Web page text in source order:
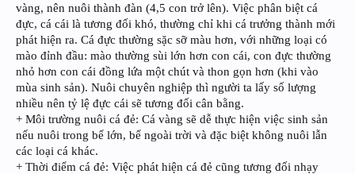
vàng, nên nuôi thành đàn (4,5 con trở lên). Việc phân biệt cá
đực, cá cái là tương đối khó, thường chỉ khi cá trưởng thành mới
phát hiện ra. Cá đực thường sặc sỡ màu hơn, với những loại có
mào đỉnh đầu: mào thường sùi lớn hơn con cái, con đực thường
nhỏ hơn con cái đồng lứa một chút và thon gọn hơn (khi vào
mùa sinh sản). Nuôi chuyên nghiệp thì người ta lấy số lượng
nhiều nên tỷ lệ đực cái sẽ tương đối cân bằng.
+ Môi trường nuôi cá đẻ: Cá vàng sẽ dễ thực hiện việc sinh sản
nếu nuôi trong bể lớn, bể ngoài trời và đặc biệt không nuôi lẫn
các loại cá khác.
+ Thời điểm cá đẻ: Việc phát hiện cá đẻ cũng tương đối nhạy